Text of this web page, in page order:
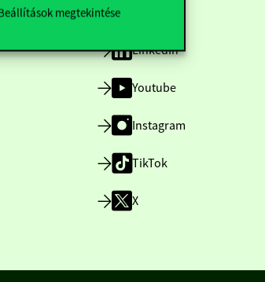
megtekintése
LinkedIn
Youtube
Instagram
TikTok
X